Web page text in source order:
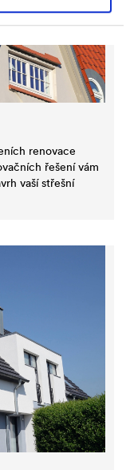
renovace
řešení vám
vaší střešní